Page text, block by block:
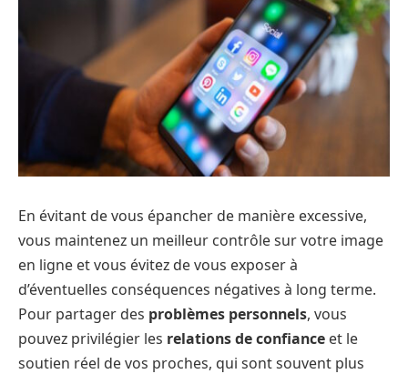
En évitant de vous épancher de manière excessive,
vous maintenez un meilleur contrôle sur votre image
en ligne et vous évitez de vous exposer à
d’éventuelles conséquences négatives à long terme.
Pour partager des problèmes personnels, vous
pouvez privilégier les relations de confiance et le
soutien réel de vos proches, qui sont souvent plus